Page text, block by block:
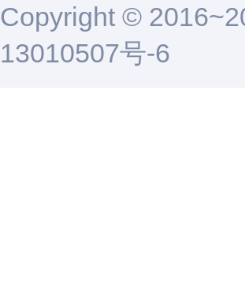
Copyright ©
13010507号-6